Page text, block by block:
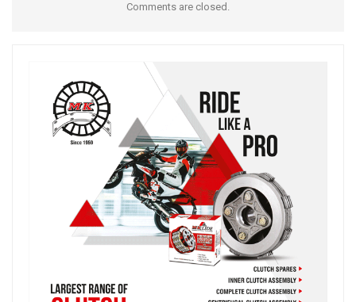
Comments are closed.